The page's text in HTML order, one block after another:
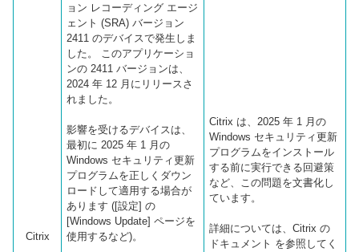
Citrix
ョン レコーディング エージ
ェント (SRA) バージョン
2411 のデバイスで発生しま
した。 このアプリケーショ
ンの 2411 バージョンは、
2024 年 12 月にリリースさ
れました。
影響を受けるデバイスは、
最初に 2025 年 1 月の
Windows セキュリティ更新
プログラムを正しくダウン
ロードして適用する場合が
あります ([設定] の
[Windows Update] ページを
使用するなど)。
Citrix は、2025 年 1 月の
Windows セキュリティ更新
プログラムをインストール
する前に実行できる回避策
など、この問題を文書化し
ています。
詳細については、Citrix の
ドキュメント を参照してく